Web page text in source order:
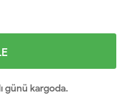
günü kargoda.